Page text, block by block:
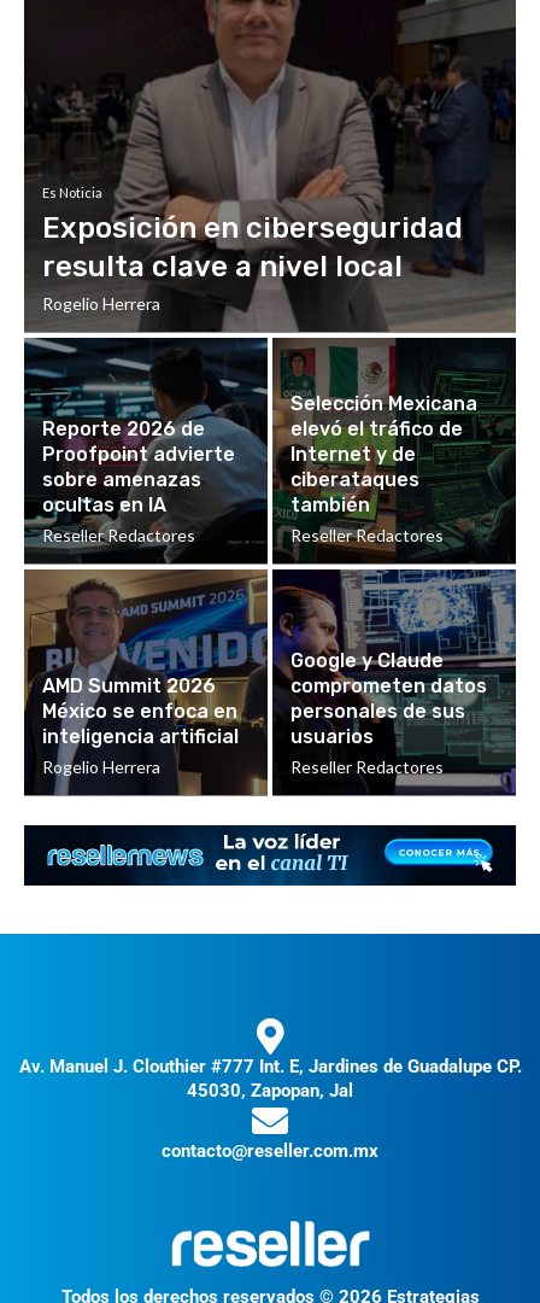
Es Noticia
Exposición en ciberseguridad
resulta clave a nivel local
Rogelio Herrera
Reporte 2026 de
Proofpoint advierte
sobre amenazas
ocultas en IA
Reseller Redactores
Selección Mexicana
elevó el tráfico de
Internet y de
ciberataques
también
Reseller Redactores
AMD Summit 2026
México se enfoca en
inteligencia artificial
Rogelio Herrera
Google y Claude
comprometen datos
personales de sus
usuarios
Reseller Redactores
Av. Manuel J. Clouthier #777 Int. E, Jardines de Guadalupe CP.
45030, Zapopan, Jal
contacto@reseller.com.mx
Todos los derechos reservados © 2026 Estrategias